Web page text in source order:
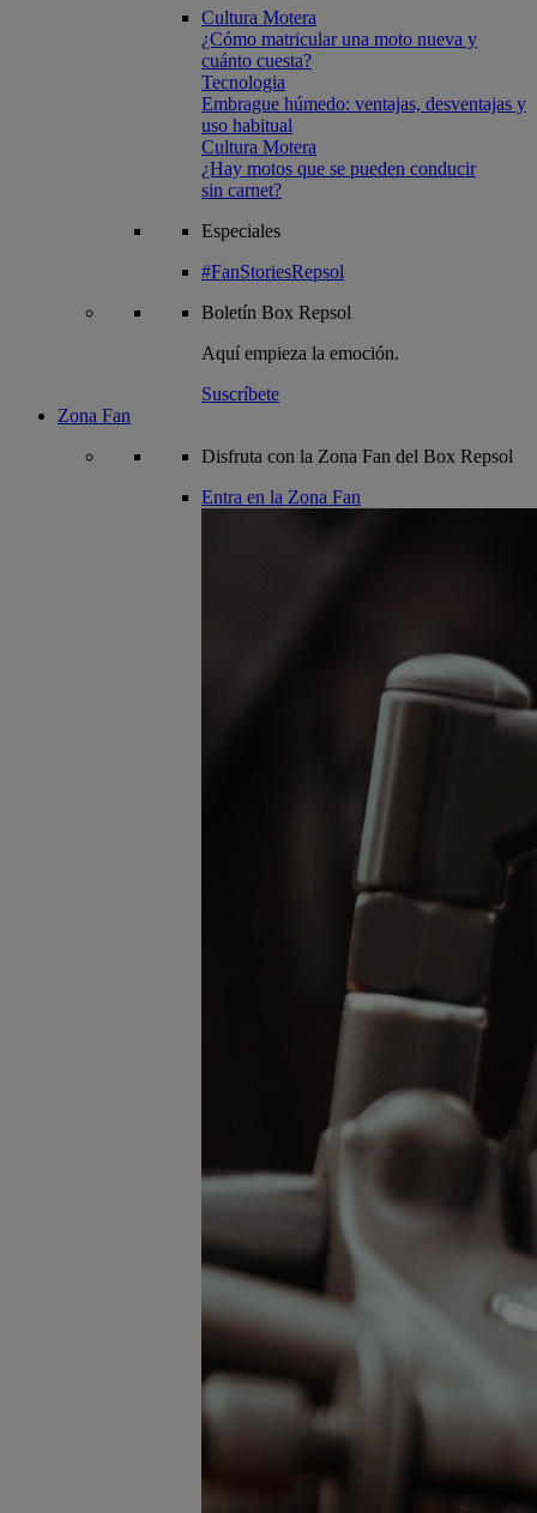
Cultura Motera
¿Cómo matricular una moto nueva y
cuánto cuesta?
Tecnologia
Embrague húmedo: ventajas, desventajas y
uso habitual
Cultura Motera
¿Hay motos que se pueden conducir
sin carnet?
Especiales
#FanStoriesRepsol
Boletín Box Repsol
Aquí empieza la emoción.
Suscríbete
Zona Fan
Disfruta con la Zona Fan del Box Repsol
Entra en la Zona Fan